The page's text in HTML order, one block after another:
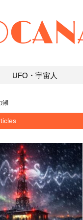
湖
UFO・宇宙人